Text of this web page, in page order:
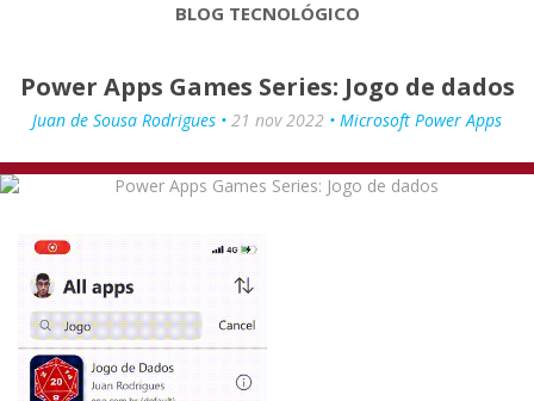
BLOG TECNOLÓGICO
Power Apps Games Series: Jogo de dados
Juan de Sousa Rodrigues • 21 nov 2022 • Microsoft Power Apps